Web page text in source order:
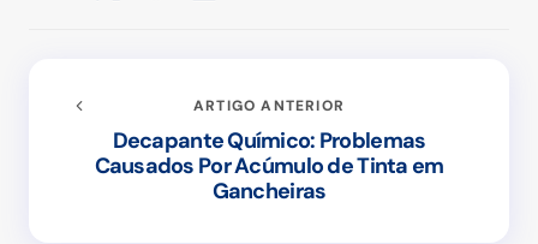
ARTIGO ANTERIOR
Decapante Químico: Problemas
Causados Por Acúmulo de Tinta em
Gancheiras